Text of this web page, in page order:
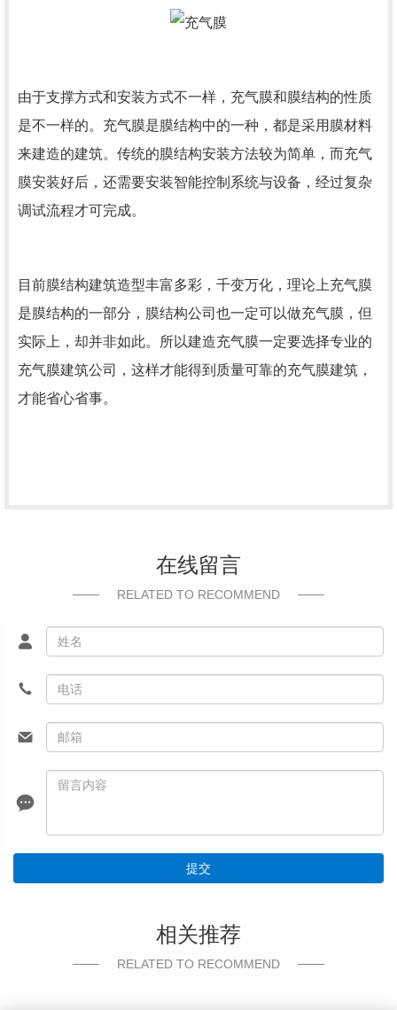
由于支撑方式和安装方式不一样，充气膜和膜结构的性质
是不一样的。充气膜是膜结构中的一种，都是采用膜材料
来建造的建筑。传统的膜结构安装方法较为简单，而充气
膜安装好后，还需要安装智能控制系统与设备，经过复杂
调试流程才可完成。
目前膜结构建筑造型丰富多彩，千变万化，理论上充气膜
是膜结构的一部分，膜结构公司也一定可以做充气膜，但
实际上，却并非如此。所以建造充气膜一定要选择专业的
充气膜建筑公司，这样才能得到质量可靠的充气膜建筑，
才能省心省事。
在线留言
RELATED TO RECOMMEND
提交
相关推荐
RELATED TO RECOMMEND